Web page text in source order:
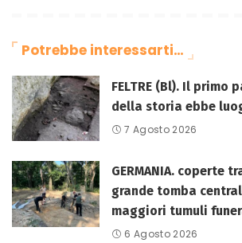
Potrebbe interessarti…
FELTRE (Bl). Il primo
della storia ebbe
7 Agosto 2026
GERMANIA. coperte
grande tomba
maggiori tumuli
6 Agosto 2026